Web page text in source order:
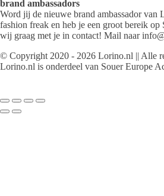
brand ambassadors
Word jij de nieuwe brand ambassador van
fashion freak en heb je een groot bereik
wij graag met je in contact! Mail naar
© Copyright 2020 - 2026 Lorino.nl || Alle
Lorino.nl is onderdeel van Souer Europe